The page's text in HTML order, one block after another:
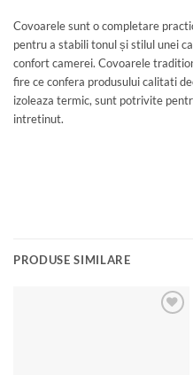
Covoarele sunt o completare
pentru a stabili tonul și stilul unei
confort camerei. Covoarele
fire ce confera produsului calitati
izoleaza termic, sunt potrivite
intretinut.
PRODUSE SIMILARE